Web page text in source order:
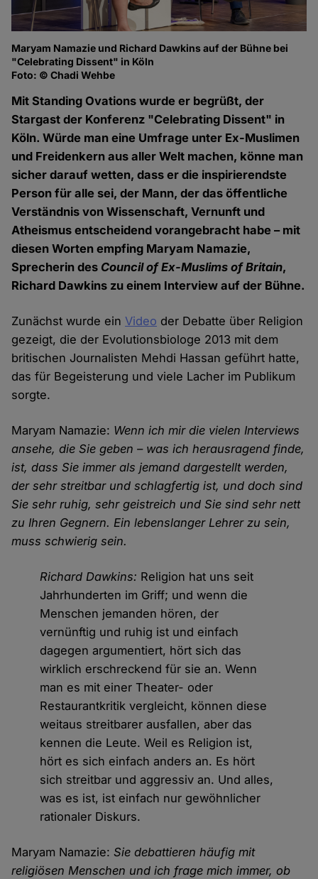
Maryam Namazie und Richard Dawkins auf der Bühne bei
"Celebrating Dissent" in Köln
Foto: © Chadi Wehbe
Mit Standing Ovations wurde er begrüßt, der
Stargast der Konferenz "Celebrating Dissent" in
Köln. Würde man eine Umfrage unter Ex-Muslimen
und Freidenkern aus aller Welt machen, könne man
sicher darauf wetten, dass er die inspirierendste
Person für alle sei, der Mann, der das öffentliche
Verständnis von Wissenschaft, Vernunft und
Atheismus entscheidend vorangebracht habe – mit
diesen Worten empfing Maryam Namazie,
Sprecherin des Council of Ex-Muslims of Britain,
Richard Dawkins zu einem Interview auf der Bühne.
Zunächst wurde einVideo der Debatte über Religion
gezeigt, die der Evolutionsbiologe 2013 mit dem
britischen Journalisten Mehdi Hassan geführt hatte,
das für Begeisterung und viele Lacher im Publikum
sorgte.
Maryam Namazie: Wenn ich mir die vielen Interviews
ansehe, die Sie geben – was ich herausragend finde,
ist, dass Sie immer als jemand dargestellt werden,
der sehr streitbar und schlagfertig ist, und doch sind
Sie sehr ruhig, sehr geistreich und Sie sind sehr nett
zu Ihren Gegnern. Ein lebenslanger Lehrer zu sein,
muss schwierig sein.
Richard Dawkins: Religion hat uns seit
Jahrhunderten im Griff; und wenn die
Menschen jemanden hören, der
vernünftig und ruhig ist und einfach
dagegen argumentiert, hört sich das
wirklich erschreckend für sie an. Wenn
man es mit einer Theater- oder
Restaurantkritik vergleicht, können diese
weitaus streitbarer ausfallen, aber das
kennen die Leute. Weil es Religion ist,
hört es sich einfach anders an. Es hört
sich streitbar und aggressiv an. Und alles,
was es ist, ist einfach nur gewöhnlicher
rationaler Diskurs.
Maryam Namazie:Sie debattieren häufig mit
religiösen Menschen und ich frage mich immer, ob